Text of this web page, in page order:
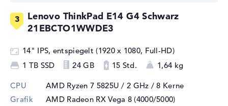
Lenovo ThinkPad E14 G4 Schwarz
21EBCTO1WWDE3
14" IPS, entspiegelt (1920 x 1080, Full-HD)
1 TB SSD
24 GB 15 Std. 1,64 kg
CPU AMD Ryzen 7 5825U / 2 GHz / 8 Kerne
Grafik
AMD Radeon RX Vega 8 (4000/5000)